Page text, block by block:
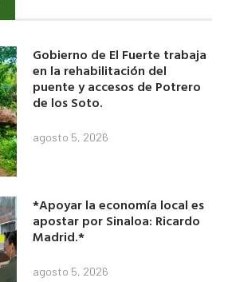
Gobierno de El Fuerte trabaja
en la rehabilitación del
puente y accesos de Potrero
de los Soto.
agosto 5, 2026
*Apoyar la economía local es
apostar por Sinaloa: Ricardo
Madrid.*
agosto 5, 2026